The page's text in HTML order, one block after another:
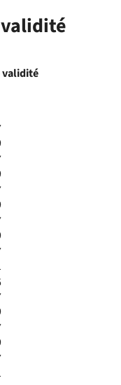
validité